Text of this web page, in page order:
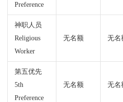
Preference
神职人员
Religious
Worker
无名额 无名
第五优先
5th
Preference
无名额 无名